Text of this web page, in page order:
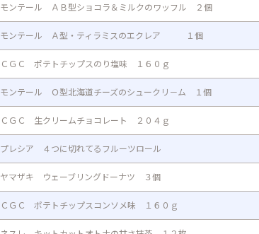
モンテール ＡＢ型ショコラ＆ミルクのワッフル ２個
モンテール Ａ型・ティラミスのエクレア １個
ＣＧＣ ポテトチップスのり塩味 １６０ｇ
モンテール Ｏ型北海道チーズのシュークリ－ム １個
ＣＧＣ 生クリームチョコレート ２０４ｇ
プレシア ４つに切れてるフルーツロール
ヤマザキ ウェーブリングドーナツ ３個
ＣＧＣ ポテトチップスコンソメ味 １６０ｇ